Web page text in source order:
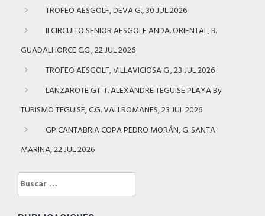
TROFEO AESGOLF, DEVA G., 30 JUL 2026
II CIRCUITO SENIOR AESGOLF ANDA. ORIENTAL, R.
GUADALHORCE C.G., 22 JUL 2026
TROFEO AESGOLF, VILLAVICIOSA G., 23 JUL 2026
LANZAROTE GT-T. ALEXANDRE TEGUISE PLAYA By
TURISMO TEGUISE, C.G. VALLROMANES, 23 JUL 2026
GP CANTABRIA COPA PEDRO MORÁN, G. SANTA
MARINA, 22 JUL 2026
Buscar: